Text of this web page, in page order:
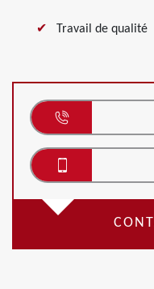
Travail de qualité